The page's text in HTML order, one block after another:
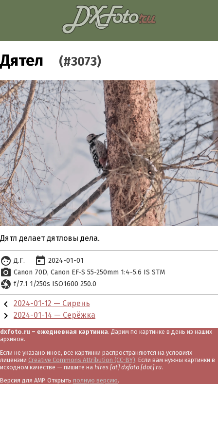
Дятел (#3073)
Дятл делает дятловы дела.
face Д.Г. today 2024-01-01
photo_camera Canon 70D Canon EF-S 55-250mm 1:4-5.6 IS STM
camera f/7.1 1/250s ISO1600 250.0
chevron_left 2024-01-12 — Сирень
chevron_right 2024-01-14 — Серёжка
dxfoto.ru – ежедневная картинка. Дарим по картинке в день из наших
архивов.
Если не указано иное, все картинки распространяются на условиях
лицензии Creative Commons Attribution (CC-BY). Если вам нужны картинки в
исходном качестве — пишите на hires [at] dxfoto [dot] ru.
Версия для AMP. Открыть полную версию.